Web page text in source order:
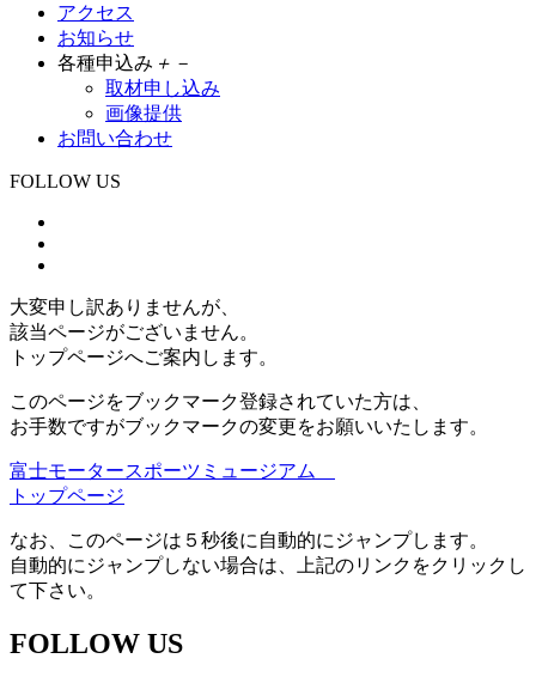
アクセス
お知らせ
各種申込み ＋ －
取材申し込み
画像提供
お問い合わせ
FOLLOW US
大変申し訳ありませんが、
該当ページがございません。
トップページへご案内します。
このページをブックマーク登録されていた方は、
お手数ですがブックマークの変更をお願いいたします。
富士モータースポーツミュージアム
トップページ
なお、このページは５秒後に自動的にジャンプします。
自動的にジャンプしない場合は、上記のリンクをクリックし
て下さい。
FOLLOW US